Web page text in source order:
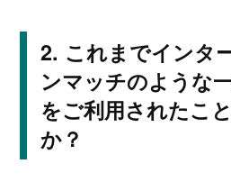
これまでインタ
ンマッチのような
をご利用されたこ
か？